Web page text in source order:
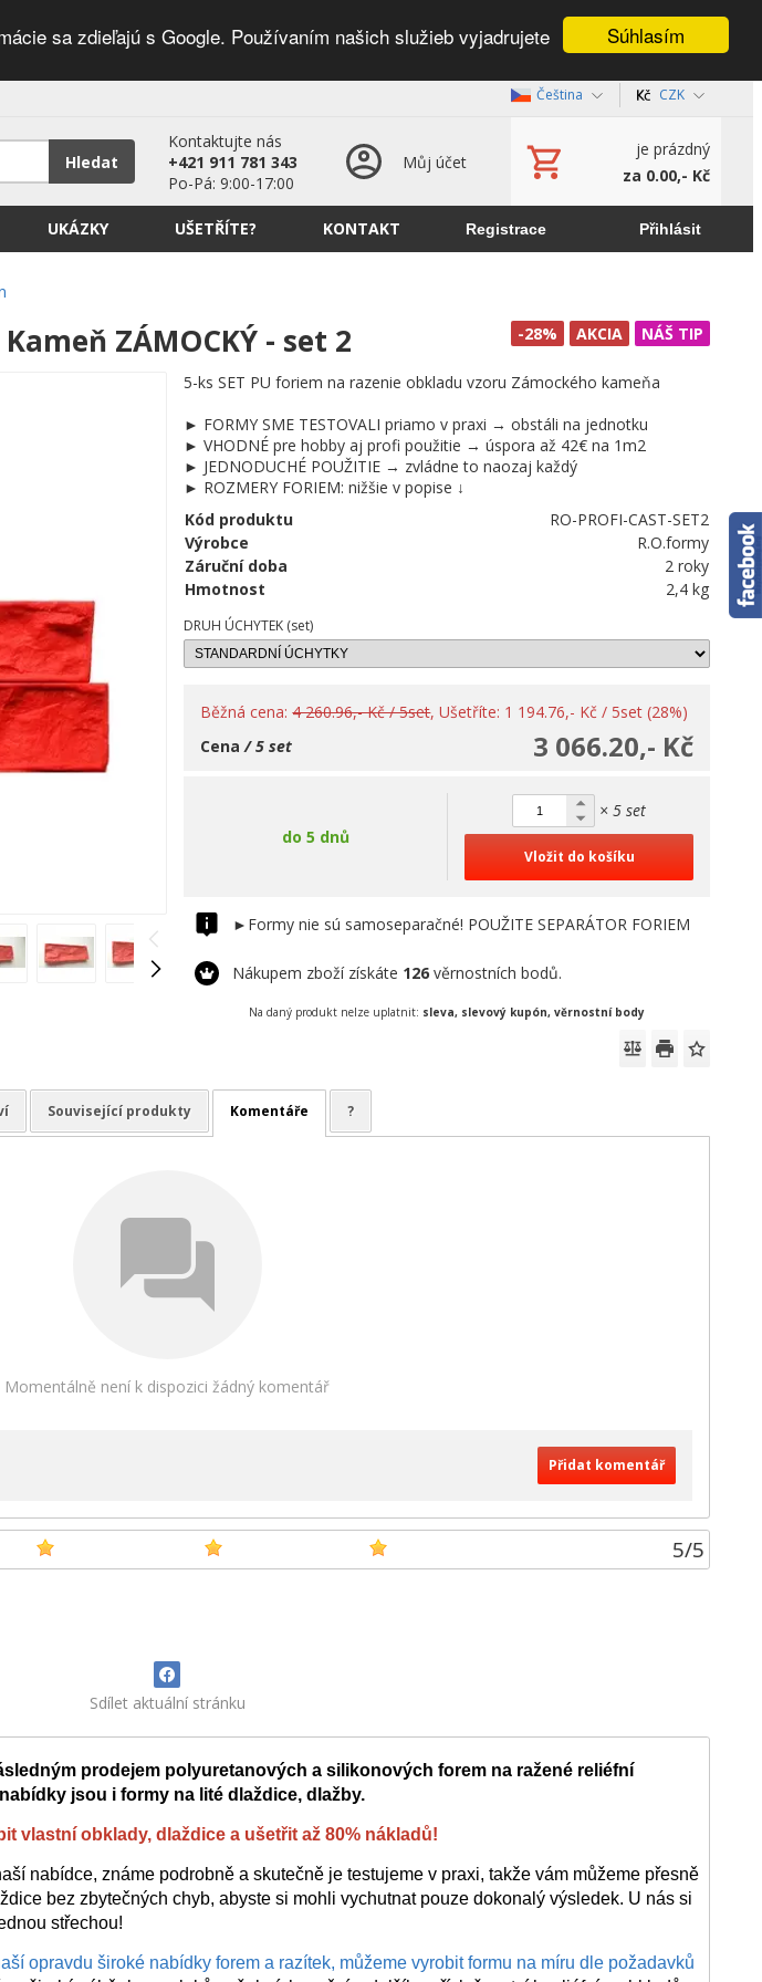
Súhlasím
sa zdieľajú s Google. Používaním našich služieb vyjadrujete
Čeština CZK
Hledat
Kontaktujte nás
+421 911 781 343
Po-Pá: 9:00-17:00
Můj účet
je prázdný
za 0.00,- Kč
Registrace Přihlásit
UKÁZKY UŠETŘÍTE? KONTAKT
NÁŠ TIP
AKCIA
-28%
ZÁMOCKÝ - set 2
5-ks SET PU foriem na razenie obkladu vzoru Zámockého kameňa
► FORMY SME TESTOVALI priamo v praxi → obstáli na jednotku
► VHODNÉ pre hobby aj profi použitie → úspora až 42€ na 1m2
► JEDNODUCHÉ POUŽITIE → zvládne to naozaj každý
► ROZMERY FORIEM: nižšie v popise ↓
Kód produktu
RO-PROFI-CAST-SET2
Výrobce
R.O.formy
Záruční doba
2 roky
Hmotnost
2,4 kg
DRUH ÚCHYTEK (set)
Běžná cena:4 260.96,- Kč / 5set, Ušetříte: 1 194.76,- Kč / 5set (28%)
3 066.20,- Kč
Cena / 5 set
do 5 dnů
× 5 set
Vložit do košíku
►Formy nie sú samoseparačné! POUŽITE SEPARÁTOR FORIEM
Nákupem zboží získáte 126 věrnostních bodů.
Na daný produkt nelze uplatnit: sleva, slevový kupón, věrnostní body
Související produkty Komentáře ?
Momentálně není k dispozici žádný komentář
Přidat komentář
5/5
Sdílet aktuální stránku
prodejem polyuretanových a silikonových forem na ražené reliéfní
jsou i formy na lité dlaždice, dlažby.
vlastní obklady, dlaždice a ušetřit až 80% nákladů!
nabídce, známe podrobně a skutečně je testujeme v praxi, takže vám můžeme přesně
bez zbytečných chyb, abyste si mohli vychutnat pouze dokonalý výsledek. U nás si
střechou!
opravdu široké nabídky forem a razítek, můžeme vyrobit formu na míru dle požadavků